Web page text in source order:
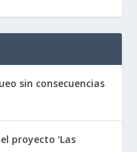
sin consecuencias
proyecto ‘Las